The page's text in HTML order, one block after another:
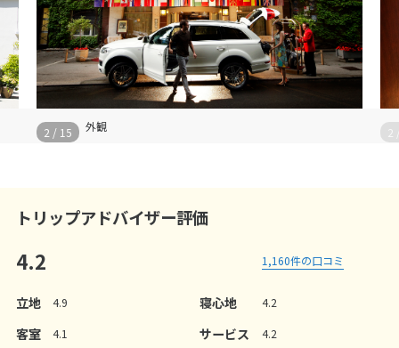
トリップアドバイザー評価
4.2 1,160件の口コミ
立地 4.9 寝心地 4.2
客室 4.1 サービス 4.2